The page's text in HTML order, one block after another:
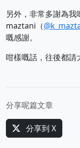
另外，非常多謝為
maztani（
嘅感謝。
咁樣嘅話，往後都請
分享呢篇文章
分享到 X